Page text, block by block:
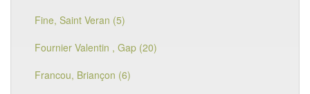
Fine, Saint Veran (5)
Fournier Valentin , Gap (20)
Francou, Briançon (6)